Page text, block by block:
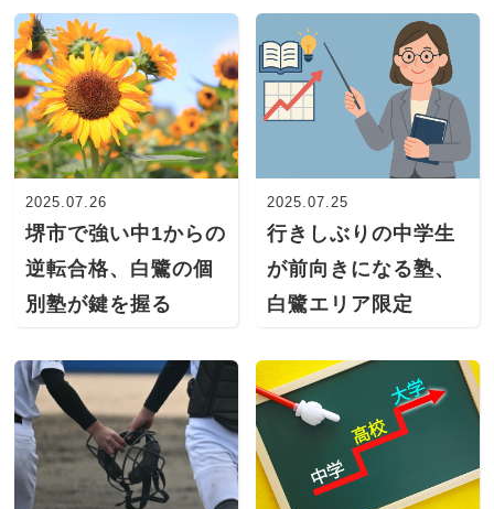
2025.07.26
堺市で強い中1からの
逆転合格、白鷺の個
別塾が鍵を握る
2025.07.25
行きしぶりの中学生
が前向きになる塾、
白鷺エリア限定